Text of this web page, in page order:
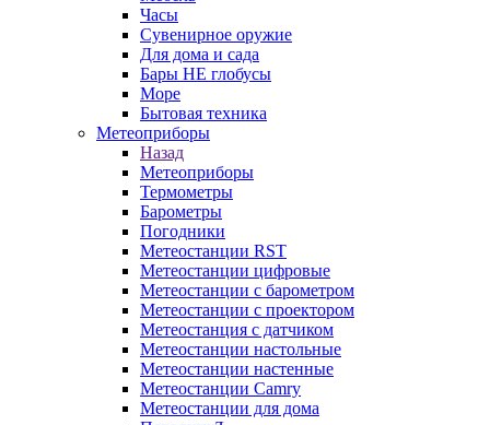
Часы
Сувенирное оружие
Для дома и сада
Бары НЕ глобусы
Море
Бытовая техника
Метеоприборы
Назад
Метеоприборы
Термометры
Барометры
Погодники
Метеостанции RST
Метеостанции цифровые
Метеостанции с барометром
Метеостанции с проектором
Метеостанция с датчиком
Метеостанции настольные
Метеостанции настенные
Метеостанции Camry
Метеостанции для дома